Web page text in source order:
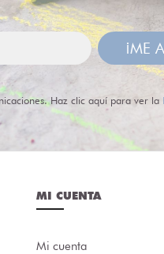
¡ME
Haz clic aquí para ver la
MI CUENTA
Mi cuenta